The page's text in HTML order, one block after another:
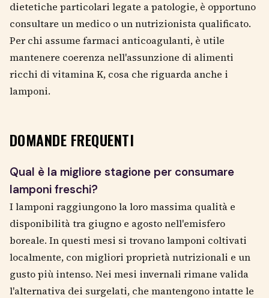
dietetiche particolari legate a patologie, è opportuno
consultare un medico o un nutrizionista qualificato.
Per chi assume farmaci anticoagulanti, è utile
mantenere coerenza nell'assunzione di alimenti
ricchi di vitamina K, cosa che riguarda anche i
lamponi.
DOMANDE FREQUENTI
Qual è la migliore stagione per consumare
lamponi freschi?
I lamponi raggiungono la loro massima qualità e
disponibilità tra giugno e agosto nell'emisfero
boreale. In questi mesi si trovano lamponi coltivati
localmente, con migliori proprietà nutrizionali e un
gusto più intenso. Nei mesi invernali rimane valida
l'alternativa dei surgelati, che mantengono intatte le